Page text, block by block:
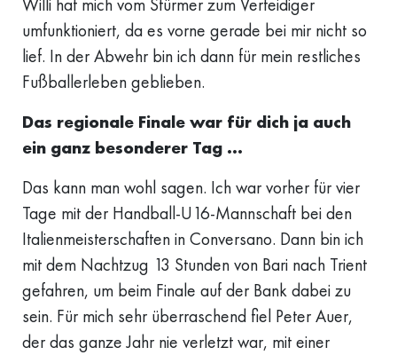
Willi hat mich vom Stürmer zum Verteidiger
umfunktioniert, da es vorne gerade bei mir nicht so
lief. In der Abwehr bin ich dann für mein restliches
Fußballerleben geblieben.
Das regionale Finale war für dich ja auch
ein ganz besonderer Tag …
Das kann man wohl sagen. Ich war vorher für vier
Tage mit der Handball-U16-Mannschaft bei den
Italienmeisterschaften in Conversano. Dann bin ich
mit dem Nachtzug 13 Stunden von Bari nach Trient
gefahren, um beim Finale auf der Bank dabei zu
sein. Für mich sehr überraschend fiel Peter Auer,
der das ganze Jahr nie verletzt war, mit einer